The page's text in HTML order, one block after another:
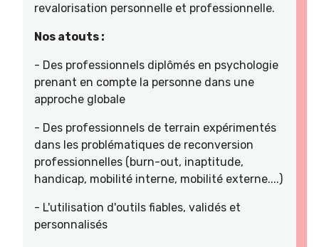
revalorisation personnelle et professionnelle.
Nos atouts :
- Des professionnels diplômés en psychologie
prenant en compte la personne dans une
approche globale
- Des professionnels de terrain expérimentés
dans les problématiques de reconversion
professionnelles (burn-out, inaptitude,
handicap, mobilité interne, mobilité externe....)
- L'utilisation d'outils fiables, validés et
personnalisés